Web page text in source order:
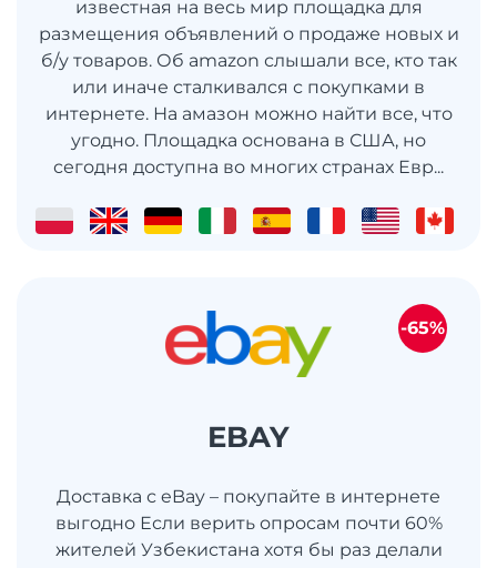
известная на весь мир площадка для
размещения объявлений о продаже новых и
б/у товаров. Об amazon слышали все, кто так
или иначе сталкивался с покупками в
интернете. На амазон можно найти все, что
угодно. Площадка основана в США, но
сегодня доступна во многих странах Евр...
EBAY
Доставка с eBay – покупайте в интернете
выгодно Если верить опросам почти 60%
жителей Узбекистана хотя бы раз делали
-65%